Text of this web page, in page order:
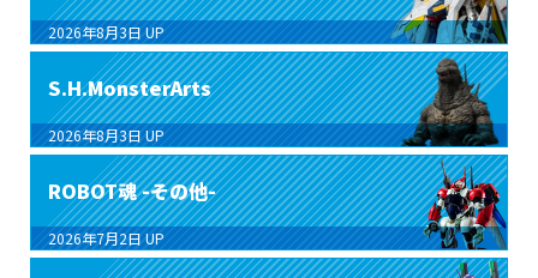
2026年8月3日 UP
S.H.MonsterArts
2026年8月3日 UP
ROBOT魂 -その他-
2026年7月2日 UP